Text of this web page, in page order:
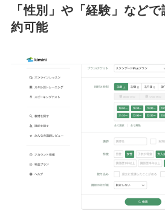
「性別」や「経験」など
約可能